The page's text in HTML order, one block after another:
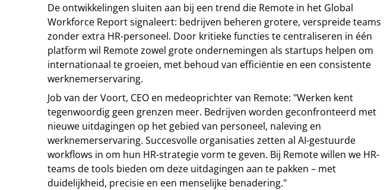
De ontwikkelingen sluiten aan bij een trend die Remote in het Global
Workforce Report signaleert: bedrijven beheren grotere, verspreide teams
zonder extra HR-personeel. Door kritieke functies te centraliseren in één
platform wil Remote zowel grote ondernemingen als startups helpen om
internationaal te groeien, met behoud van efficiëntie en een consistente
werknemerservaring.
Job van der Voort, CEO en medeoprichter van Remote: "Werken kent
tegenwoordig geen grenzen meer. Bedrijven worden geconfronteerd met
nieuwe uitdagingen op het gebied van personeel, naleving en
werknemerservaring. Succesvolle organisaties zetten al AI-gestuurde
workflows in om hun HR-strategie vorm te geven. Bij Remote willen we HR-
teams de tools bieden om deze uitdagingen aan te pakken – met
duidelijkheid, precisie en een menselijke benadering."